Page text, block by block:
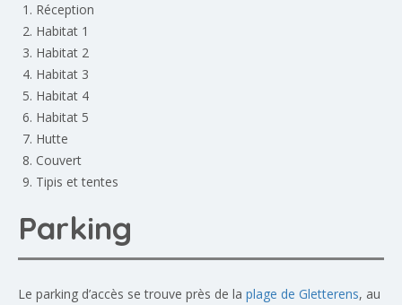
Réception
Habitat 1
Habitat 2
Habitat 3
Habitat 4
Habitat 5
Hutte
Couvert
Tipis et tentes
Parking
Le parking d’accès se trouve près de la plage de Gletterens, au